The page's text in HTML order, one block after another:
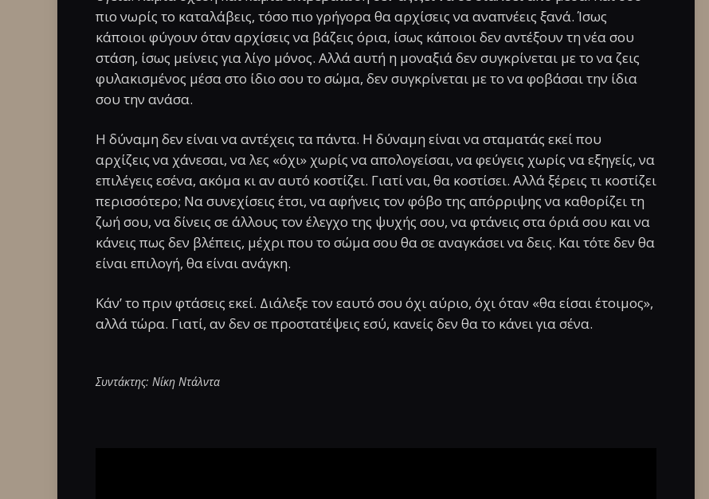
πιο νωρίς το καταλάβεις, τόσο πιο γρήγορα θα αρχίσεις να αναπνέεις ξανά. Ίσως
κάποιοι φύγουν όταν αρχίσεις να βάζεις όρια, ίσως κάποιοι δεν αντέξουν τη νέα σου
στάση, ίσως μείνεις για λίγο μόνος. Αλλά αυτή η μοναξιά δεν συγκρίνεται με το να ζεις
φυλακισμένος μέσα στο ίδιο σου το σώμα, δεν συγκρίνεται με το να φοβάσαι την ίδια
σου την ανάσα.
Η δύναμη δεν είναι να αντέχεις τα πάντα. Η δύναμη είναι να σταματάς εκεί που
αρχίζεις να χάνεσαι, να λες «όχι» χωρίς να απολογείσαι, να φεύγεις χωρίς να εξηγείς, να
επιλέγεις εσένα, ακόμα κι αν αυτό κοστίζει. Γιατί ναι, θα κοστίσει. Αλλά ξέρεις τι κοστίζει
περισσότερο; Να συνεχίσεις έτσι, να αφήνεις τον φόβο της απόρριψης να καθορίζει τη
ζωή σου, να δίνεις σε άλλους τον έλεγχο της ψυχής σου, να φτάνεις στα όριά σου και να
κάνεις πως δεν βλέπεις, μέχρι που το σώμα σου θα σε αναγκάσει να δεις. Και τότε δεν θα
είναι επιλογή, θα είναι ανάγκη.
Κάν’ το πριν φτάσεις εκεί. Διάλεξε τον εαυτό σου όχι αύριο, όχι όταν «θα είσαι έτοιμος»,
αλλά τώρα. Γιατί, αν δεν σε προστατέψεις εσύ, κανείς δεν θα το κάνει για σένα.
Συντάκτης: Νίκη Ντάλντα